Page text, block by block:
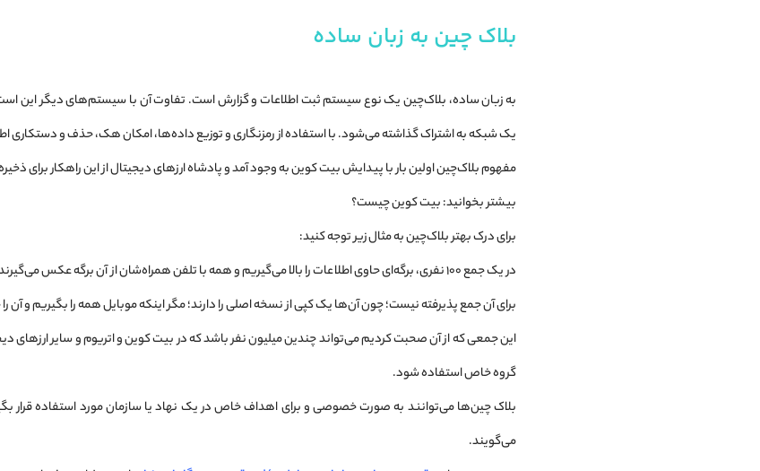
بلاک چین به زبان ساده
به زبان ساده، بلاک‌چین یک نوع سیستم ثبت اطلاعات و گزارش است. تفاوت آن با سیستم‌های دیگر این
یک شبکه به اشتراک گذاشته می‌شود. با استفاده از رمزنگاری و توزیع داده‌ها، امکان هک، حذف و دستکاری
مفهوم بلاک‌چین اولین بار با پیدایش بیت کوین به وجود آمد و پادشاه ارزهای دیجیتال از این راهکار برای
بیشتر بخوانید: بیت کوین چیست؟
برای درک بهتر بلاک‌چین به مثال زیر توجه کنید:
در یک جمع ۱۰۰ نفری، برگه‌ای حاوی اطلاعات را بالا می‌گیریم و همه با تلفن همراه‌شان از آن برگه عکس
برای آن جمع پذیرفته نیست؛ چون آن‌ها یک کپی از نسخه اصلی را دارند؛ مگر اینکه موبایل همه را بگیریم و آن
این جمعی که از آن صحبت کردیم می‌تواند چندین میلیون نفر باشد که در بیت کوین و اتریوم و سایر
گروه خاص استفاده شود.
می‌گویند.